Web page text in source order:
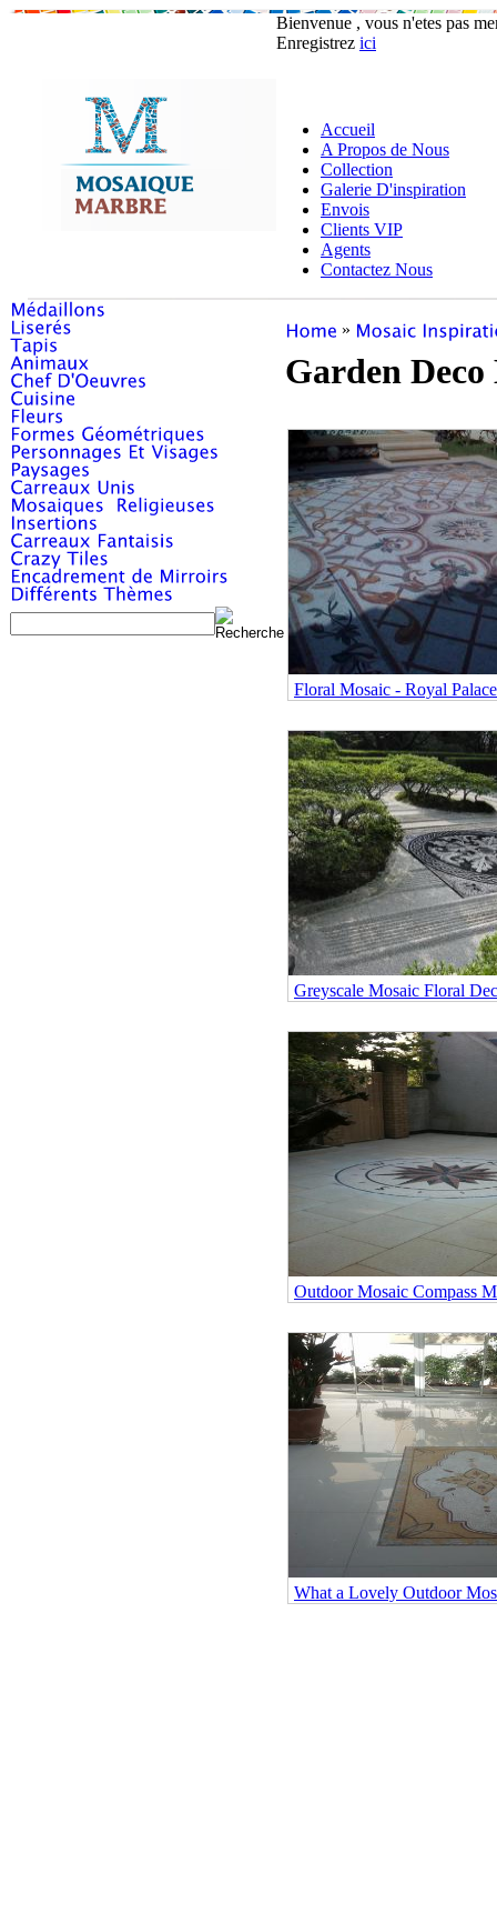
Bienvenue , vous n'etes pas
Enregistrez ici
Accueil
A Propos de Nous
Collection
Galerie D'inspiration
Envois
Clients VIP
Agents
Contactez Nous
»
Garden Deco
Floral Mosaic - Royal
Greyscale Mosaic Floral
Outdoor Mosaic Compass
What a Lovely Outdoor